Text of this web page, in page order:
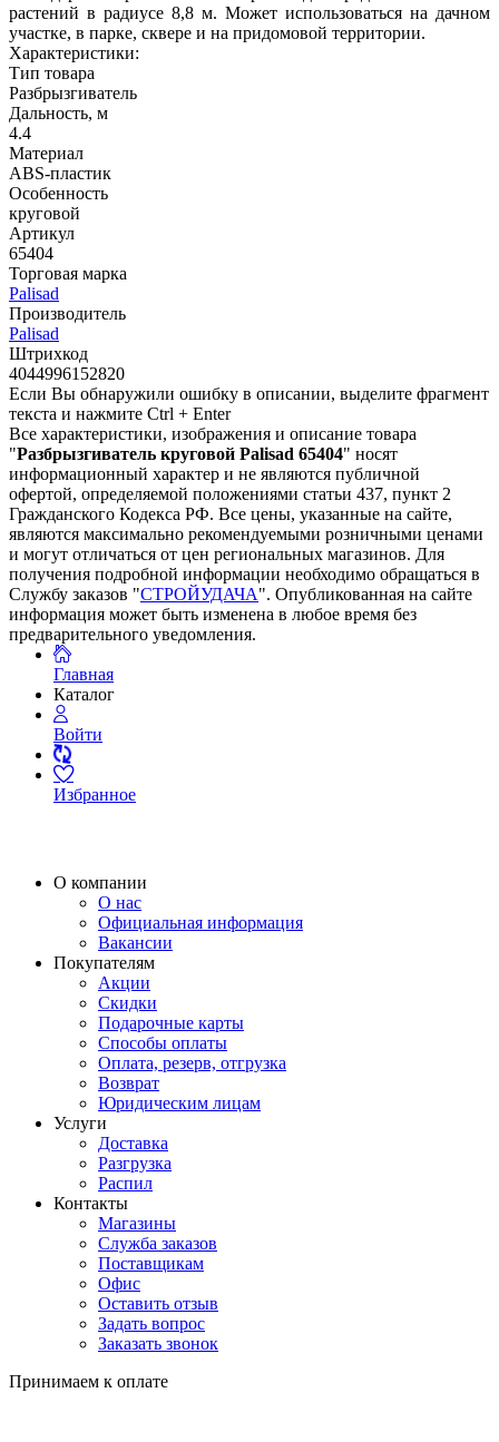
растений в радиусе 8,8 м. Может использоваться на дачном
участке, в парке, сквере и на придомовой территории.
Характеристики:
Тип товара
Разбрызгиватель
Дальность, м
4.4
Материал
ABS-пластик
Особенность
круговой
Артикул
65404
Торговая марка
Palisad
Производитель
Palisad
Штрихкод
4044996152820
Если Вы обнаружили ошибку в описании, выделите фрагмент
текста и нажмите Ctrl + Enter
Все характеристики, изображения и описание товара
"Разбрызгиватель круговой Palisad 65404" носят
информационный характер и не являются публичной
офертой, определяемой положениями статьи 437, пункт 2
Гражданского Кодекса РФ. Все цены, указанные на сайте,
являются максимально рекомендуемыми розничными ценами
и могут отличаться от цен региональных магазинов. Для
получения подробной информации необходимо обращаться в
Службу заказов "СТРОЙУДАЧА". Опубликованная на сайте
информация может быть изменена в любое время без
предварительного уведомления.
Главная
Каталог
Войти
Избранное
О компании
О нас
Официальная информация
Вакансии
Покупателям
Акции
Скидки
Подарочные карты
Способы оплаты
Оплата, резерв, отгрузка
Возврат
Юридическим лицам
Услуги
Доставка
Разгрузка
Распил
Контакты
Магазины
Служба заказов
Поставщикам
Офис
Оставить отзыв
Задать вопрос
Заказать звонок
Принимаем к оплате